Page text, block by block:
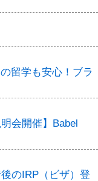
留学も安心！ブラ
会開催】Babel
のIRP（ビザ）登